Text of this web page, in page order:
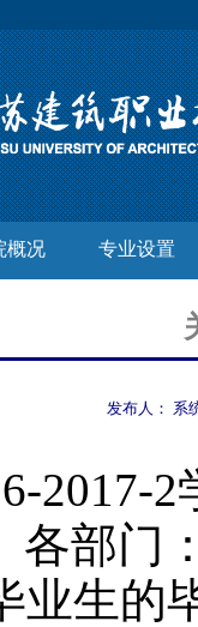
概况 专业设置
发布人： 系
2017-
各部门：
业生的